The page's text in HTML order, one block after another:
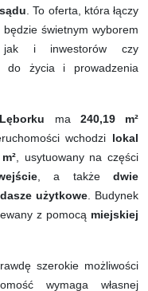
sądu . To oferta, która łączy
świetnym wyborem
jak i inwestorów czy
do życia i prowadzenia
ma 240,19 m²
wchodzi lokal
, usytuowany na części
, a takżedwie
użytkowe. Budynek
z pomocą miejskiej
szerokie możliwości
wymaga własnej